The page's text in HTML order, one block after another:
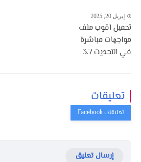
إبريل 20, 2025
تحميل اقوب ملف
مواجهات مباشرة
في التحديث 3.7
تعليقات
إرسال تعليق